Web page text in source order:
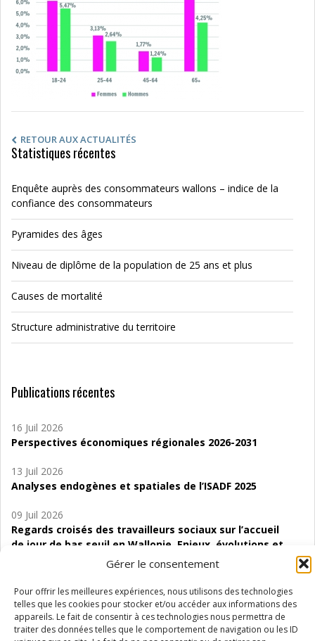
Gérer le consentement
Pour offrir les meilleures expériences, nous utilisons des technologies
telles que les cookies pour stocker et/ou accéder aux informations des
appareils. Le fait de consentir à ces technologies nous permettra de
traiter des données telles que le comportement de navigation ou les ID
RETOUR AUX ACTUALITÉS
Statistiques récentes
Enquête auprès des consommateurs wallons – indice de la
confiance des consommateurs
Pyramides des âges
Niveau de diplôme de la population de 25 ans et plus
Causes de mortalité
Structure administrative du territoire
Publications récentes
16 Juil 2026
Perspectives économiques régionales 2026-2031
13 Juil 2026
Analyses endogènes et spatiales de l’ISADF 2025
09 Juil 2026
Regards croisés des travailleurs sociaux sur l’accueil
de jour de bas seuil en Wallonie. Enjeux, évolutions et
06 Juil 2026
Étude d’évaluabilité des Structures
d’accompagnement à l’autocréation d’emploi (SAACE)